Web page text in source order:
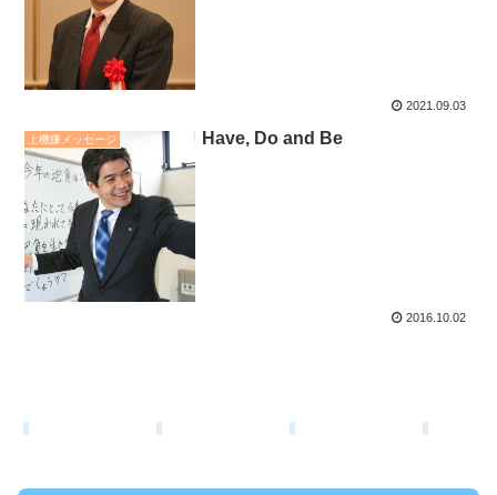
2021.09.03
上機嫌メッセージ Have, Do and Be
2016.10.02